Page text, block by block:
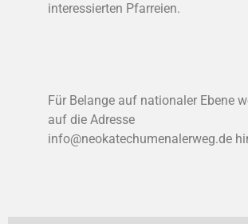
interessierten Pfarreien.
Für Belange auf nationaler Ebene
auf die Adresse
info@neokatechumenalerweg.de